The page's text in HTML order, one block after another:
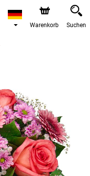
Warenkorb Suchen